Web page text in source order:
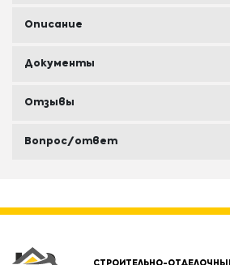
Описание
Документы
Отзывы
Вопрос/ответ
СТРОИТЕЛЬНО-